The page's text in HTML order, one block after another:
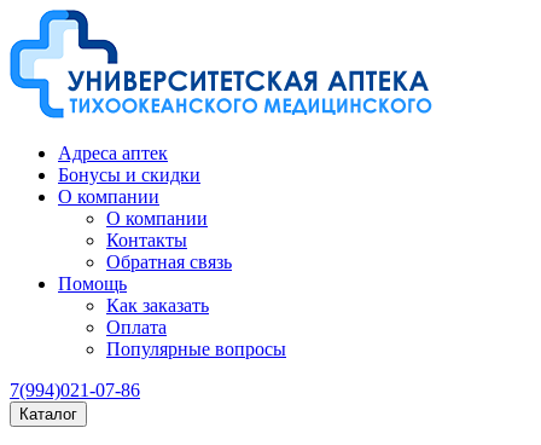
Адреса аптек
Бонусы и скидки
О компании
О компании
Контакты
Обратная связь
Помощь
Как заказать
Оплата
Популярные вопросы
7(994)021-07-86
Каталог